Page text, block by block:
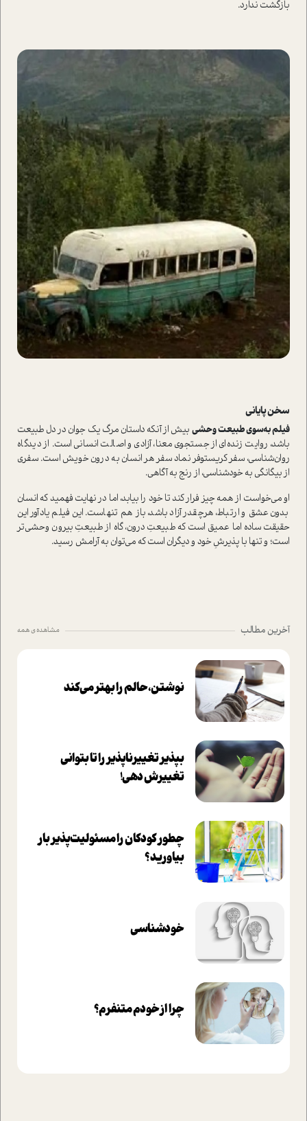
بازگشت ندارد.
سخن پایانی
فیلم به‌سوی طبیعت وحشی بیش از آنکه داستان مرگ یک جوان در دل طبیعت
باشد، روایت زنده‌ای از جستجوی معنا، آزادی و اصالت انسانی است. از دیدگاه
روان‌شناسی، سفر کریستوفر نماد سفر هر انسان به درون خویش است. سفری
از بیگانگی به خودشناسی، از رنج به آگاهی.
او می‌خواست از همه چیز فرار کند تا خود را بیابد، اما در نهایت فهمید که انسان
بدون عشق و ارتباط، هرچقدر آزاد باشد، باز هم تنهاست. این فیلم یادآور این
حقیقت ساده اما عمیق است که طبیعتِ درون، گاه از طبیعتِ بیرون وحشی‌تر
است؛ و تنها با پذیرشِ خود و دیگران است که می‌توان به آرامش رسید.
آخرین مطالب مشاهده ی همه
نوشتن، حالم را بهتر می‌کند
بپذير تغييرناپذير را تا بتواني
تغييرش دهي!‏
چطور کودکان را مسئولیت‌پذیر بار
بیاورید؟
خودشناسی
چرا از خودم متنفرم؟